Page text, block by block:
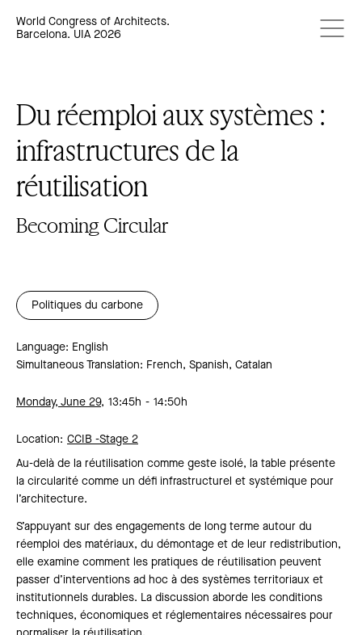
World Congress of Architects.
Barcelona. UIA 2026
Du réemploi aux systèmes :
infrastructures de la
réutilisation
Becoming Circular
Politiques du carbone
Language: English
Simultaneous Translation: French, Spanish, Catalan
Monday, June 29, 13:45h 14:50h
Location: CCIB -Stage 2
Au-delà de la réutilisation comme geste isolé, la table présente
la circularité comme un défi infrastructurel et systémique pour
l’architecture.
S’appuyant sur des engagements de long terme autour du
réemploi des matériaux, du démontage et de leur redistribution,
elle examine comment les pratiques de réutilisation peuvent
passer d’interventions ad hoc à des systèmes territoriaux et
institutionnels durables. La discussion aborde les conditions
techniques, économiques et réglementaires nécessaires pour